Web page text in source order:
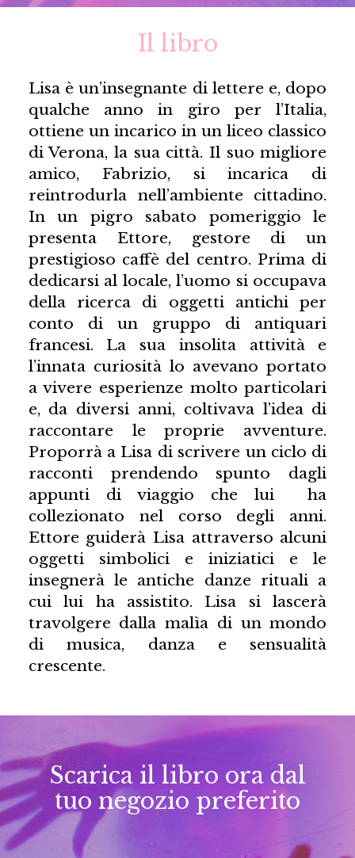
Il libro
Lisa è un’insegnante di lettere e, dopo
qualche anno in giro per l’Italia,
ottiene un incarico in un liceo classico
di Verona, la sua città. Il suo migliore
amico, Fabrizio, si incarica di
reintrodurla nell’ambiente cittadino.
In un pigro sabato pomeriggio le
presenta Ettore, gestore di un
prestigioso caffè del centro. Prima di
dedicarsi al locale, l’uomo si occupava
della ricerca di oggetti antichi per
conto di un gruppo di antiquari
francesi. La sua insolita attività e
l’innata curiosità lo avevano portato
a vivere esperienze molto particolari
e, da diversi anni, coltivava l’idea di
raccontare le proprie avventure.
Proporrà a Lisa di scrivere un ciclo di
racconti prendendo spunto dagli
appunti di viaggio che lui ha
collezionato nel corso degli anni.
Ettore guiderà Lisa attraverso alcuni
oggetti simbolici e iniziatici e le
insegnerà le antiche danze rituali a
cui lui ha assistito. Lisa si lascerà
travolgere dalla malìa di un mondo
di musica, danza e sensualità
crescente.
Scarica il libro ora dal
tuo negozio preferito